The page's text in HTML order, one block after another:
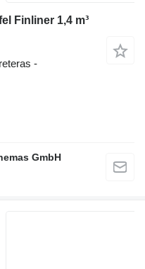
Finliner 1,4 m³
-
GmbH